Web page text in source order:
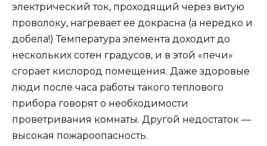
электрический ток, проходящий через витую
проволоку, нагревает ее докрасна (а нередко и
добела!) Температура элемента доходит до
нескольких сотен градусов, и в этой «печи»
сгорает кислород помещения. Даже здоровые
люди после часа работы такого теплового
прибора говорят о необходимости
проветривания комнаты. Другой недостаток —
высокая пожароопасность.